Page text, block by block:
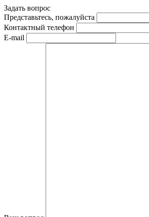
Задать вопрос
Представьтесь, пожалуйста
Контактный телефон
E-mail